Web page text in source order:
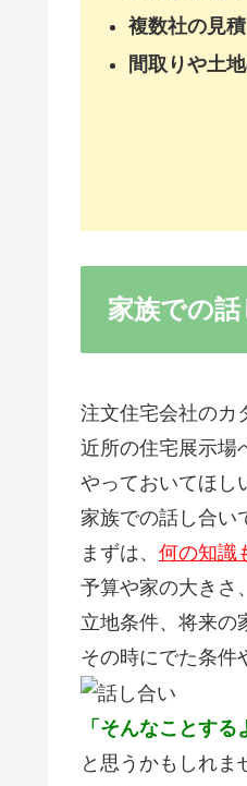
複数社の見
間取りや土
家族での
注文住宅会社のカ
近所の住宅展示場
やっておいてほし
家族での話し合い
まずは、 何の知識
予算や家の大きさ
立地条件、将来の
その時にでた条件
「そんなことす
と思うかもしれま